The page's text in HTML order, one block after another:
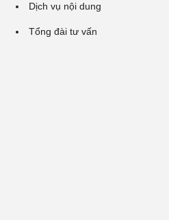
Dịch vụ nội dung
Tổng đài tư vấn